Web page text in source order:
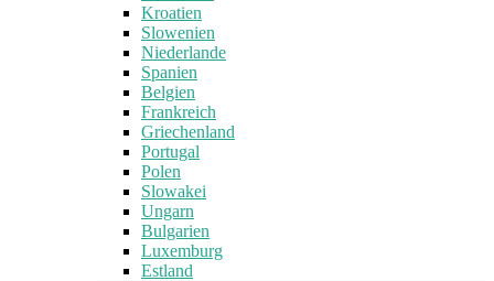
Kroatien
Slowenien
Niederlande
Spanien
Belgien
Frankreich
Griechenland
Portugal
Polen
Slowakei
Ungarn
Bulgarien
Luxemburg
Estland